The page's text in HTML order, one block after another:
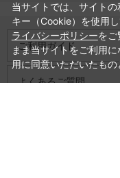
ご利用ガイド
よくあるご質問
当サイトでは、サイト
キー（Cookie）を使用
ライバシーポリシーをご
まま当サイトをご利用
用に同意いただいたもの